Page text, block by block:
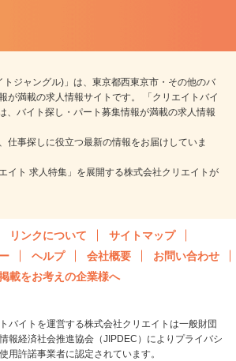
トジャングル)」は、東京都西東京市・その他のバ
が満載の求人情報サイトです。 「クリエイトバイ
、バイト探し・パート募集情報が満載の求人情報
仕事探しに役立つ最新の情報をお届けしていま
イト 求人特集」を展開する株式会社クリエイトが
リンクについて
サイトマップ
ヘルプ 会社概要
お問い合わせ
載をお考えの企業様へ
バイトを運営する株式会社クリエイトは一般財団
報経済社会推進協会（JIPDEC）によりプライバシ
用許諾事業者に認定されています。